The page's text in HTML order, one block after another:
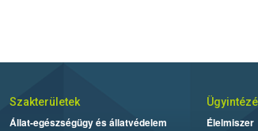
Szakterületek
Állat-egészségügy és állatvédelem
Élelmiszer